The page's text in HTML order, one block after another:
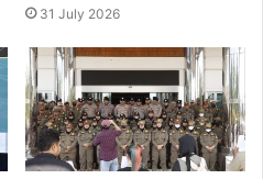
31 July 2026